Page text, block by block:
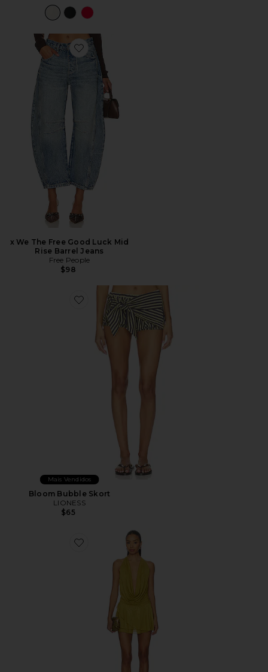
Favorite x We The Free Good Luck Mid Rise Barrel Jeans
x We The Free Good Luck Mid
Rise Barrel Jeans
Free People
$98
Favorite Bloom Bubble Skort
Mais Vendidos
Bloom Bubble Skort
LIONESS
$65
Favorite Katsia Mini Dress